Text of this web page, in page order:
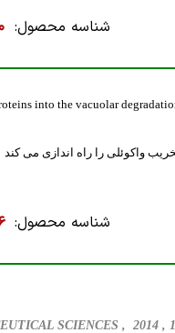
شناسه محصول:
into the vacuolar
واکوئلی را راه اندازی می کند
شناسه محصول:
SCIENCES , 2014 ,